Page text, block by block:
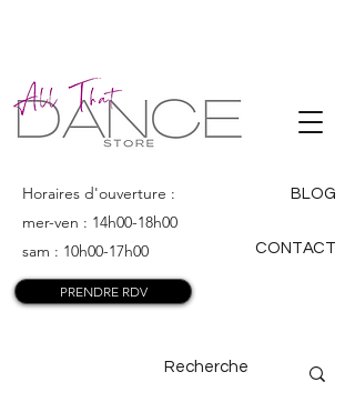
ALL THAT
DANCE
Horaires d'ouverture :
mer-ven : 14h00-18h00
sam : 10h00-17h00
BLOG
CONTACT
PRENDRE RDV